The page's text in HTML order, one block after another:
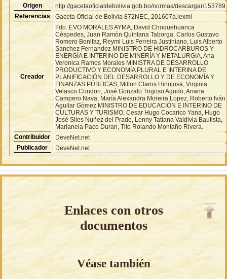
Origen
http://gacetaoficialdebolivia.gob.bo/normas/descargar/153789
Referencias
Gaceta Oficial de Bolivia 872NEC, 201607a.lexml
Creador
Fdo. EVO MORALES AYMA, David Choquehuanca
Céspedes, Juan Ramón Quintana Taborga, Carlos Gustavo
Romero Bonifaz, Reymi Luis Ferreira Justiniano, Luis Alberto
Sanchez Fernandez MINISTRO DE HIDROCARBUROS Y
ENERGÍA E INTERINO DE MINERÍA Y METALURGIA, Ana
Veronica Ramos Morales MINISTRA DE DESARROLLO
PRODUCTIVO Y ECONOMÍA PLURAL E INTERINA DE
PLANIFICACIÓN DEL DESARROLLO Y DE ECONOMÍA Y
FINANZAS PÚBLICAS, Milton Claros Hinojosa, Virginia
Velasco Condori, José Gonzalo Trigoso Agudo, Ariana
Campero Nava, María Alexandra Moreira Lopez, Roberto Iván
Aguilar Gómez MINISTRO DE EDUCACIÓN E INTERINO DE
CULTURAS Y TURISMO, Cesar Hugo Cocarico Yana, Hugo
José Siles Nuñez del Prado, Lenny Tatiana Valdivia Bautista,
Marianela Paco Duran, Tito Rolando Montaño Rivera.
Contribuidor
DeveNet.net
Publicador
DeveNet.net
Enlaces con otros
documentos
Véase también